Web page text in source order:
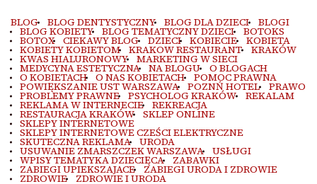
BLOG BLOG DENTYSTYCZNY BLOG DLA DZIECI BLOGI
BLOG KOBIETY BLOG TEMATYCZNY DZIECI BOTOKS
BOTOX CIEKAWY BLOG DZIECI KOBIECIE KOBIETA
KOBIETY KOBIETOM KRAKOW RESTAURANT KRAKÓW
KWAS HIALURONOWY MARKETING W SIECI
MEDYCYNA ESTETYCZNA NA BLOGU O BLOGACH
O KOBIETACH O NAS KOBIETACH POMOC PRAWNA
POWIĘKSZANIE UST WARSZAWA POZNŃ HOTEL PRAWO
PROBLEMY PRAWNE PSYCHOLOG KRAKÓW REKALAM
REKLAMA W INTERNECIE REKREACJA
RESTAURACJA KRAKÓW SKLEP ONLINE
SKLEPY INTERNETOWE
SKLEPY INTERNETOWE CZEŚCI ELEKTRYCZNE
SKUTECZNA REKLAMA URODA
USUWANIE ZMARSZCZEK WARSZAWA USŁUGI
WPISY TEMATYKA DZIECIĘCA ZABAWKI
ZABIEGI UPIEKSZAJACE ZABIEGI URODA I ZDROWIE
ZDROWIE ZDROWIE I URODA